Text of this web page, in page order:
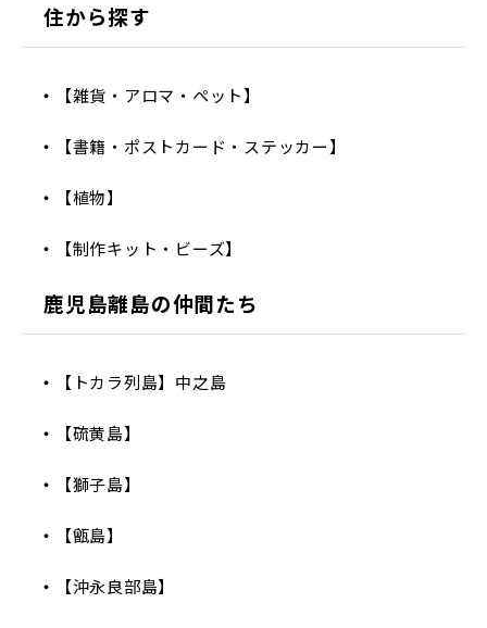
住から探す
【雑貨・アロマ・ペット】
【書籍・ポストカード・ステッカー】
【植物】
【制作キット・ビーズ】
鹿児島離島の仲間たち
【トカラ列島】中之島
【硫黄島】
【獅子島】
【甑島】
【沖永良部島】